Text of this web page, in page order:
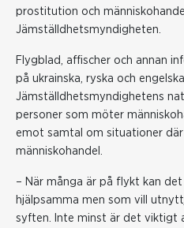
prostitution och
Jämställdhetsmyndigheten.
Flygblad, affischer och annan
på ukrainska, ryska och
Jämställdhetsmyndighetens
personer som möter
emot samtal om situationer
människohandel.
– När många är på flykt kan
hjälpsamma men som vill
syften. Inte minst är det viktigt